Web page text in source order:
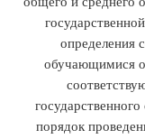
определения
обучающимися
порядок